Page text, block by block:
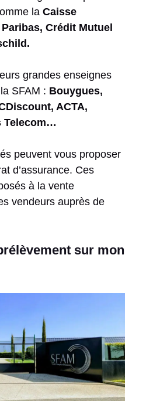
la Caisse
Paribas, Crédit Mutuel
grandes enseignes
SFAM : Bouygues,
ACTA,
Telecom…
peuvent vous proposer
d’assurance. Ces
à la vente
vendeurs auprès de
sur mon